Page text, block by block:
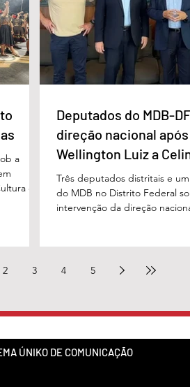
a
e
O
Deputados do MDB-
direção nacional
Wellington Luiz a
Três deputados distritais e
do MDB no Distrito Federal
intervenção da direção
regional da sigla, Wellington
governador Ibaneis Rocha.
2 3 4 5
ÚNIKO DE COMUNICAÇÃO